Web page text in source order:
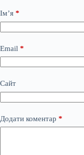
Ім’я *
Email *
Сайт
Додати коментар *